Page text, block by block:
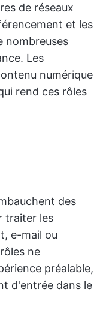
de réseaux
et les
nombreuses
Les
numérique
rend ces rôles
des
traiter les
e-mail ou
ne
préalable,
d'entrée dans le